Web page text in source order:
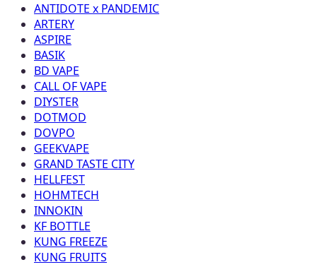
ANTIDOTE x PANDEMIC
ARTERY
ASPIRE
BASIK
BD VAPE
CALL OF VAPE
DIYSTER
DOTMOD
DOVPO
GEEKVAPE
GRAND TASTE CITY
HELLFEST
HOHMTECH
INNOKIN
KF BOTTLE
KUNG FREEZE
KUNG FRUITS